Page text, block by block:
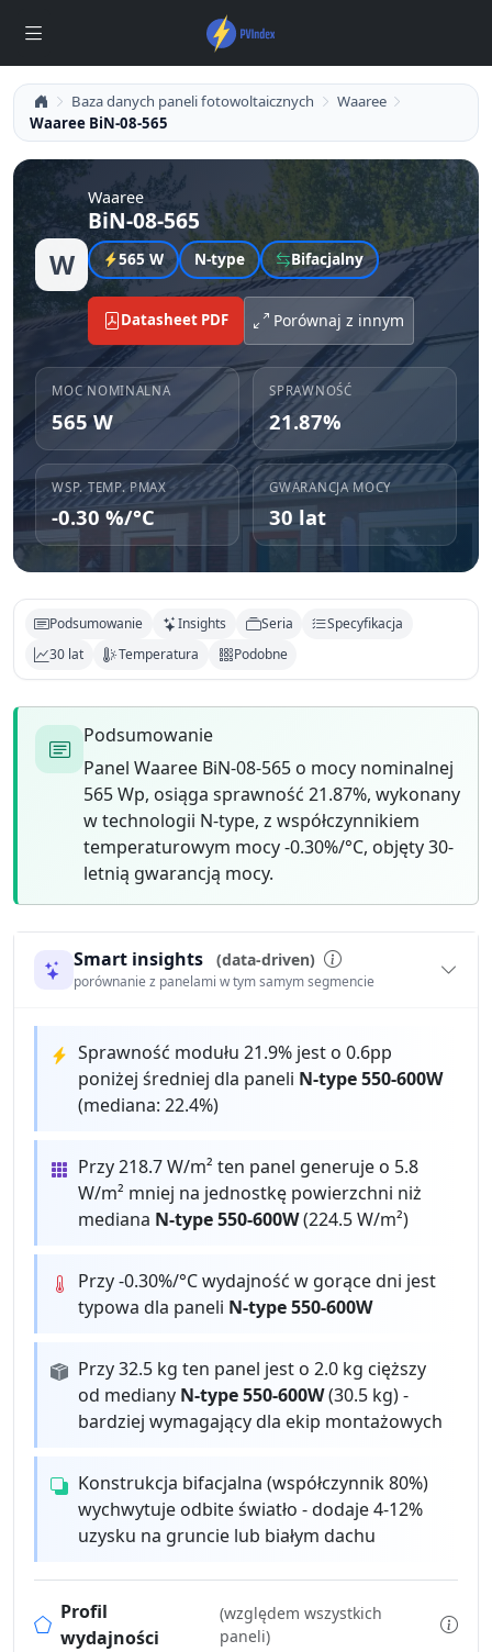
Baza danych paneli fotowoltaicznych
Waaree
Waaree BiN-08-565
W
Waaree
BiN-08-565
565 W N-type Bifacjalny
Datasheet PDF Porównaj z innym
MOC NOMINALNA
565 W
SPRAWNOŚĆ
21.87%
WSP. TEMP. PMAX
-0.30 %/°C
GWARANCJA MOCY
30 lat
Podsumowanie Insights Seria
Specyfikacja
30 lat
Temperatura Podobne
Podsumowanie
Panel Waaree BiN-08-565 o mocy nominalnej
565 Wp, osiąga sprawność 21.87%, wykonany
w technologii N-type, z współczynnikiem
temperaturowym mocy -0.30%/°C, objęty 30-
letnią gwarancją mocy.
Smart insights (data-driven)
porównanie z panelami w tym samym segmencie
Sprawność modułu 21.9% jest o 0.6pp
poniżej średniej dla paneli N-type 550-600W
(mediana: 22.4%)
Przy 218.7 W/m² ten panel generuje o 5.8
W/m² mniej na jednostkę powierzchni niż
mediana N-type 550-600W(224.5 W/m²)
Przy -0.30%/°C wydajność w gorące dni jest
typowa dla paneli N-type 550-600W
Przy 32.5 kg ten panel jest o 2.0 kg cięższy
od mediany N-type 550-600W(30.5 kg) -
bardziej wymagający dla ekip montażowych
Konstrukcja bifacjalna (współczynnik 80%)
wychwytuje odbite światło - dodaje 4-12%
uzysku na gruncie lub białym dachu
Profil
wydajności
(względem wszystkich
paneli)